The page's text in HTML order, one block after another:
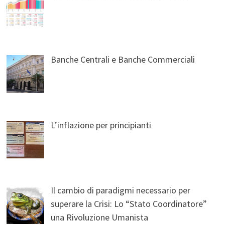
Banche Centrali e Banche Commerciali
L’inflazione per principianti
Il cambio di paradigmi necessario per
superare la Crisi: Lo “Stato Coordinatore”
una Rivoluzione Umanista